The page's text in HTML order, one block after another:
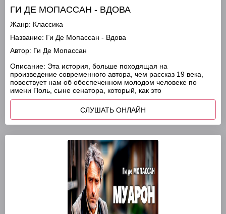
ГИ ДЕ МОПАССАН - ВДОВА
Жанр: Классика
Название: Ги Де Мопассан - Вдова
Автор: Ги Де Мопассан
Описание: Эта история, больше походящая на
произведение современного автора, чем рассказ 19 века,
повествует нам об обеспеченном молодом человеке по
имени Поль, сыне сенатора, который, как это
СЛУШАТЬ ОНЛАЙН